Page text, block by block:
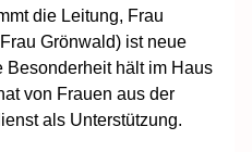
die Leitung, Frau
Grönwald) ist neue
Besonderheit hält im Haus
von Frauen aus der
als Unterstützung.